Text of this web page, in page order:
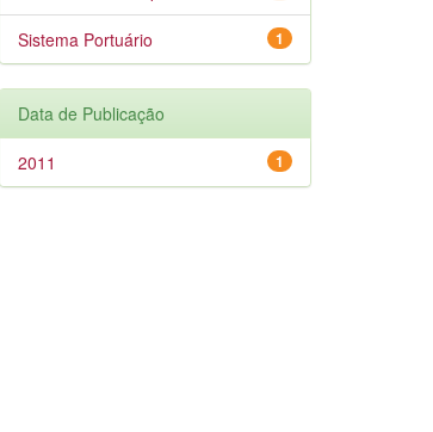
1
Sistema Portuário
Data de Publicação
1
2011